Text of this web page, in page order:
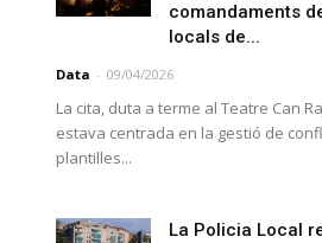
comandaments
locals de...
Data - 09/04/2026
La cita, duta a terme al Teatre Can
estava centrada en la gestió de
plantilles...
La Policia Local